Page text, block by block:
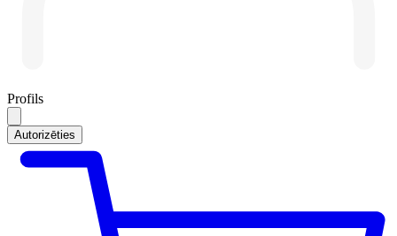
Profils
Autorizēties